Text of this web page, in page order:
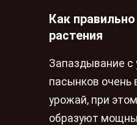
Как
растения
Запаздывание с
пасынков очень
урожай, при
образуют